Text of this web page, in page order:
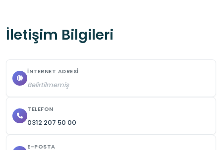
Tabiat parkı yalnızca belirlenen saatler
yapılamaz.
güneş kremi bulundurulmalıdır. Uçurum
kenarlarına yaklaşılmamalı, tırmanma
İletişim Bilgileri
İNTERNET ADRESI
Belirtilmemiş
TELEFON
0312 207 50 00
E-POSTA